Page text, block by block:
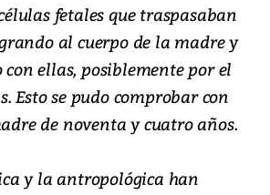
fetales que traspasaban
al cuerpo de la madre y
ellas, posiblemente por el
Esto se pudo comprobar con
de noventa y cuatro años.
y la antropológica han